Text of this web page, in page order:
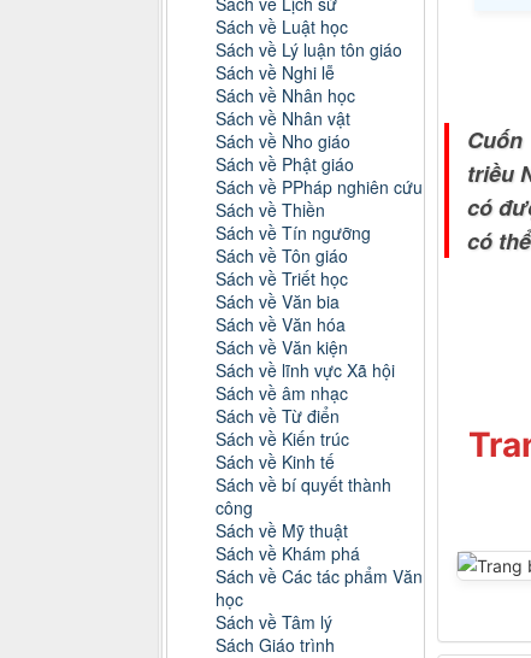
triều
có
có
Sách về Luật học
Sách về Lý luận tôn giáo
Sách về Nghi lễ
Sách về Nhân học
Sách về Nhân vật
Sách về Nho giáo
Sách về Phật giáo
Sách về PPháp nghiên cứu
Sách về Thiền
Sách về Tín ngưỡng
Sách về Tôn giáo
Sách về Triết học
Sách về Văn bia
Sách về Văn hóa
Sách về Văn kiện
Sách về lĩnh vực Xã hội
Sách về âm nhạc
Sách về Từ điển
Sách về Kiến trúc
Sách về Kinh tế
Sách về bí quyết thành
công
Sách về Mỹ thuật
Sách về Khám phá
Sách về Các tác phẩm Văn
học
Sách về Tâm lý
Sách Giáo trình